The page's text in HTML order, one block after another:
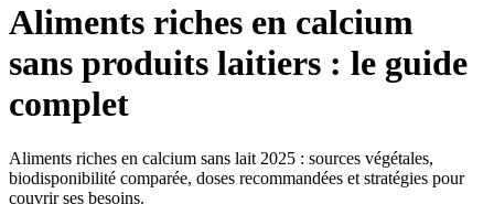
Aliments riches en calcium
sans produits laitiers : le guide
complet
Aliments riches en calcium sans lait 2025 : sources végétales,
biodisponibilité comparée, doses recommandées et stratégies pour
couvrir ses besoins.